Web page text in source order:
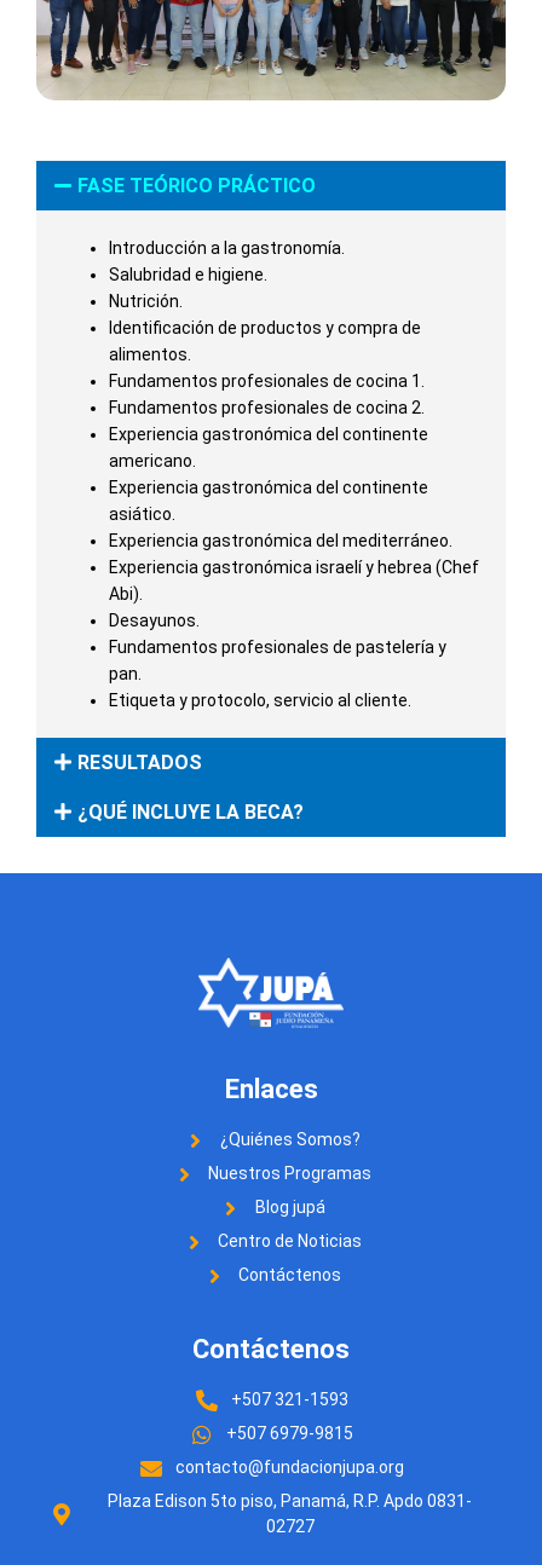
FASE TEÓRICO PRÁCTICO
Introducción a la gastronomía.
Salubridad e higiene.
Nutrición.
Identificación de productos y compra de
alimentos.
Fundamentos profesionales de cocina 1.
Fundamentos profesionales de cocina 2.
Experiencia gastronómica del continente
americano.
Experiencia gastronómica del continente
asiático.
Experiencia gastronómica del mediterráneo.
Experiencia gastronómica israelí y hebrea (Chef
Abi).
Desayunos.
Fundamentos profesionales de pastelería y
pan.
Etiqueta y protocolo, servicio al cliente.
RESULTADOS
¿QUÉ INCLUYE LA BECA?
Enlaces
¿Quiénes Somos?
Nuestros Programas
Blog jupá
Centro de Noticias
Contáctenos
Contáctenos
+507 321-1593
+507 6979-9815
contacto@fundacionjupa.org
Plaza Edison 5to piso, Panamá, R.P. Apdo 0831-
02727